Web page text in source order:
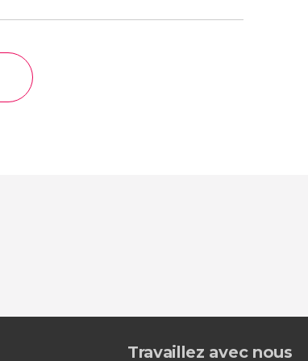
Travaillez avec nous